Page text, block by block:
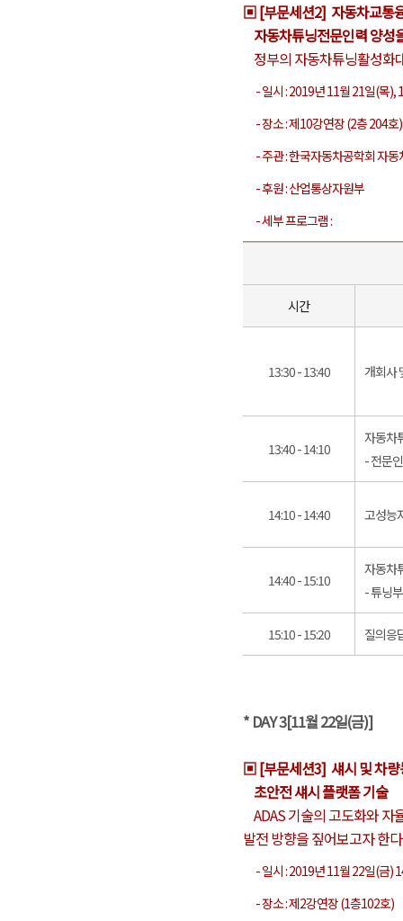
▣ [부문세션2] 자동차교통
자동차튜닝전문인력 양성
정부의 자동차튜닝활성화
- 일시 : 2019년 11월 21일(목),
- 장소 : 제10강연장 (2층 204호)
- 주관 : 한국자동차공학회 자
- 후원 : 산업통상자원부
- 세부 프로그램 :
시간
13:30 - 13:40 개회사
13:40 - 14:10
자동차
- 전문
14:10 - 14:40 고성능
14:40 - 15:10
자동차
- 튜닝
15:10 - 15:20 질의응
* DAY 3[11월 22일(금)]
▣ [부문세션3] 섀시 및 차량
초안전 섀시 플랫폼 기술
ADAS 기술의 고도화와
발전 방향을 짚어보고자 한
- 일시 : 2019년 11월 22일(금)
- 장소 : 제2강연장 (1층102호)